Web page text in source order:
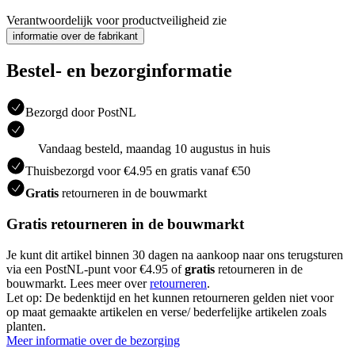
Verantwoordelijk voor productveiligheid zie
informatie over de fabrikant
Bestel- en bezorginformatie
Bezorgd door PostNL
Vandaag besteld, maandag 10 augustus in huis
Thuisbezorgd voor €4.95 en gratis vanaf €50
Gratis retourneren in de bouwmarkt
Gratis retourneren in de bouwmarkt
Je kunt dit artikel binnen 30 dagen na aankoop naar ons terugsturen
via een PostNL-punt voor €4.95 ofgratis retourneren in de
bouwmarkt. Lees meer overretourneren.
Let op: De bedenktijd en het kunnen retourneren gelden niet voor
op maat gemaakte artikelen en verse/ bederfelijke artikelen zoals
planten.
Meer informatie over de bezorging